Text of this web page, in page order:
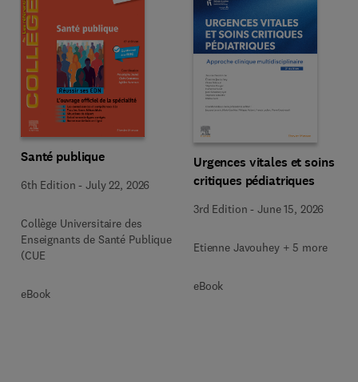
Santé publique
6th Edition -July 22, 2026
Collège Universitaire des
Enseignants de Santé Publique
(CUE
eBook
Urgences vitales et soins
critiques pédiatriques
3rd Edition -June 15, 2026
Etienne Javouhey + 5 more
eBook